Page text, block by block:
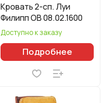
Кровать 2-сп. Луи
Филипп ОВ 08.02.1600
Доступно к заказу
Подробнее